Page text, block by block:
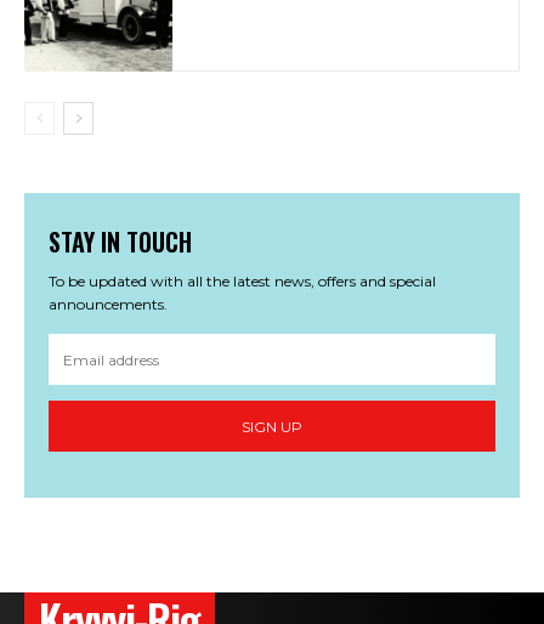
STAY IN TOUCH
To be updated with all the latest news, offers and special
announcements.
SIGN UP